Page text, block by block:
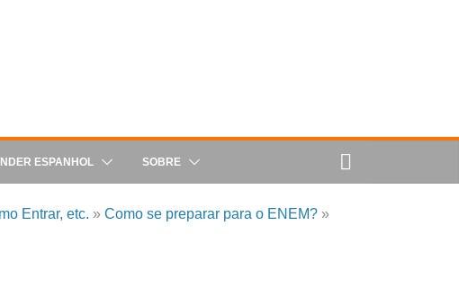
ESPANHOL SOBRE
Entrar, etc. » Como se preparar para o ENEM? »